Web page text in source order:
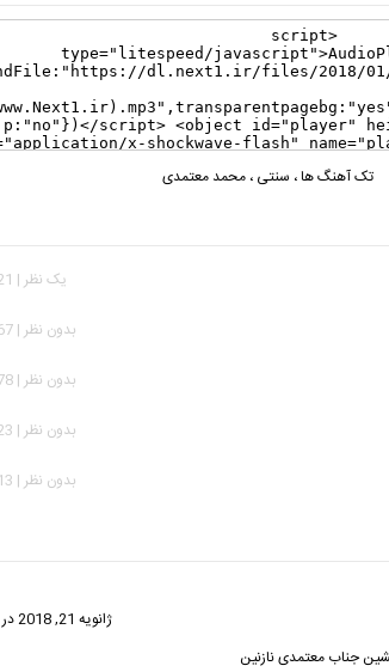
تک آهنگ ها، سنتی ،محمد معتمدی
يک نظر | 1,021 بازدید
بدون نظر | 1,067 بازدید
بدون نظر | 4,478 بازدید
بدون نظر | 1,923 بازدید
بدون نظر | 3,113 بازدید
ژانویه 21, 2018 در 6:59 ب.ظ
جناب معتمدی نازنین